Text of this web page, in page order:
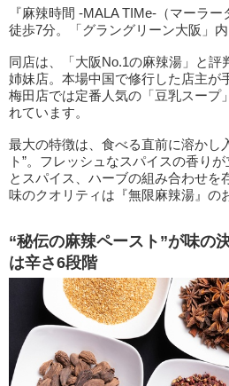
『麻辣時間 -MALA TIMe-（マーラ
徒歩7分。「グラングリーン大阪」
同店は、「大阪No.1の麻辣湯」と評
姉妹店。本場中国で修行した店主が
梅田店では定番人気の「豆乳スープ
れています。
最大の特徴は、食べる直前に溶かし
ト”。フレッシュなスパイスの香り
とスパイス、ハーブの組み合わせを
味のクオリティは『無限麻辣湯』の
“秘伝の麻辣ペースト”が味の
は辛さ6段階